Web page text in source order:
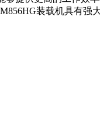
装载机具有强